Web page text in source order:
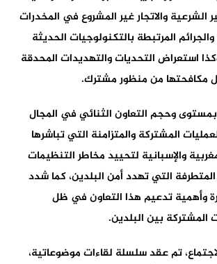
الشرعية والاتجار غير المشروع في المخدرات
المرتبطة بالتكنولوجيات الحديثة
استعراض التحديات والتهديدات المحدقة
مكافحتها من منظور مشترك.
بمستوى وحجم التعاون الثنائي في المجال
المشتركة والمتزامنة التي تباشرها
والإسبانية لتحييد مخاطر التنظيمات
المتطرفة التي تهدد أمن البلدين، كما شدد
وأهمية تدعيم هذا التعاون في ظل
المشتركة بين البلدين.
تم عقد سلسلة لقاءات موضوعاتية،